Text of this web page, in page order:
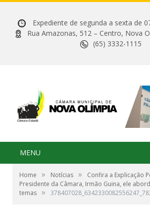
Expediente de segunda a sexta
Rua Amazonas, 512 – Centro,
(65) 3332-1115
MENU
Home » Notícias »
Confira a Explicação
Presidente da Câmara, Irmão Guina, ele
temas »